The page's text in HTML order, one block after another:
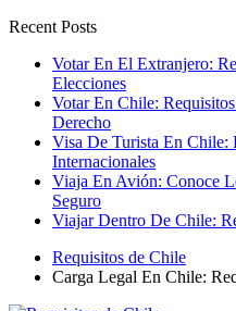
Recent Posts
Votar En El Extranjero:
Elecciones
Votar En Chile:
Derecho
Visa De Turista En Chile:
Internacionales
Viaja En Avión: Conoce
Seguro
Viajar Dentro De Chile:
Requisitos de Chile
Carga Legal En Chile: